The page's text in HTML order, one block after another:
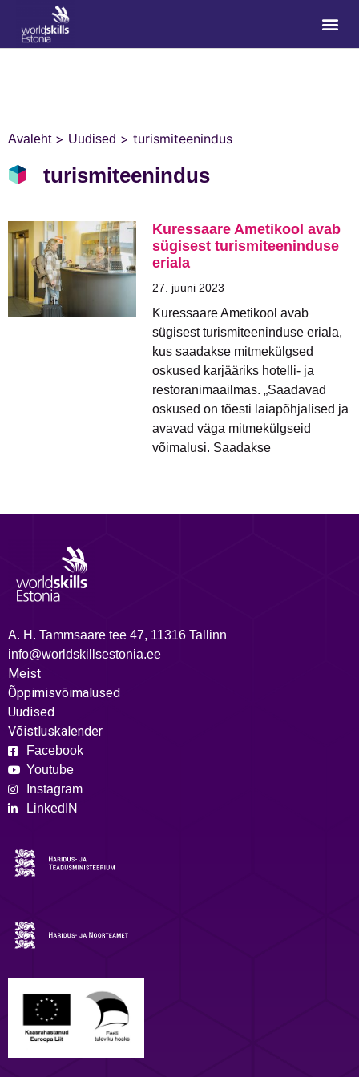
Avaleht> Uudised > turismiteenindus
turismiteenindus
Kuressaare Ametikool avab
sügisest turismiteeninduse
eriala
27. juuni 2023
Kuressaare Ametikool avab
sügisest turismiteeninduse eriala,
kus saadakse mitmekülgsed
oskused karjääriks hotelli- ja
restoranimaailmas. „Saadavad
oskused on tõesti laiapõhjalised ja
avavad väga mitmekülgseid
võimalusi. Saadakse
A. H. Tammsaare tee 47, 11316 Tallinn
info@worldskillsestonia.ee
Meist
Õppimisvõimalused
Uudised
Võistluskalender
Facebook
Youtube
Instagram
LinkedIN